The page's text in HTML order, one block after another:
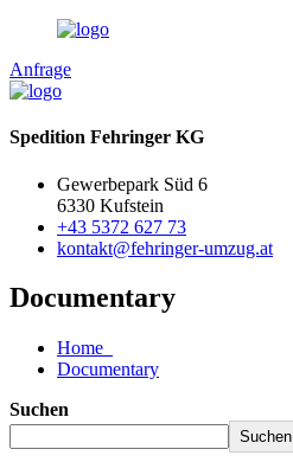
Anfrage
Spedition Fehringer KG
Gewerbepark Süd 6
6330 Kufstein
+43 5372 627 73
kontakt@fehringer-umzug.at
Documentary
Home
Documentary
Suchen
Suchen